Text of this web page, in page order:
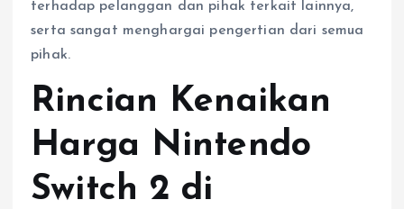
terhadap pelanggan dan pihak terkait lainnya,
serta sangat menghargai pengertian dari semua
pihak.
Rincian Kenaikan
Harga Nintendo
Switch 2 di